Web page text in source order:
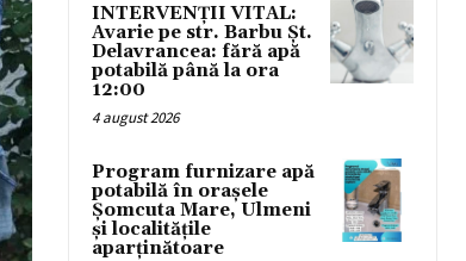
INTERVENȚII VITAL:
Avarie pe str. Barbu Șt.
Delavrancea: fără apă
potabilă până la ora
12:00
4 august 2026
Program furnizare apă
potabilă în orașele
Șomcuta Mare, Ulmeni
și localitățile
aparținătoare